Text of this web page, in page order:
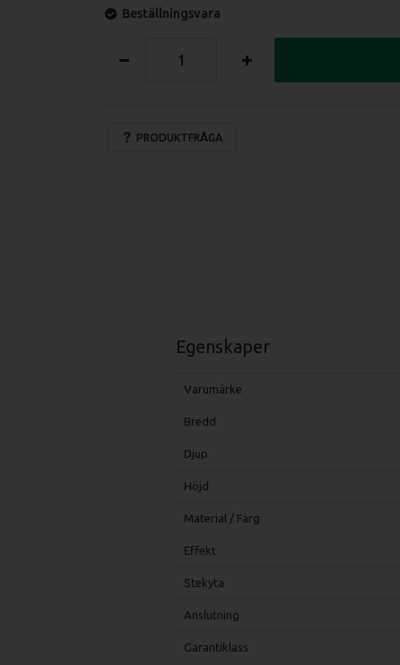
Beställningsvara
PRODUKTFRÅGA
Egenskaper
Varumärke
Bredd
Djup
Höjd
Material / Färg
Effekt
Stekyta
Anslutning
Garantiklass